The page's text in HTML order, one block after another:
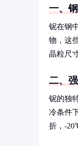
一、
铌在钢
物，这
晶粒尺
二、
铌的独
冷条件
折，-